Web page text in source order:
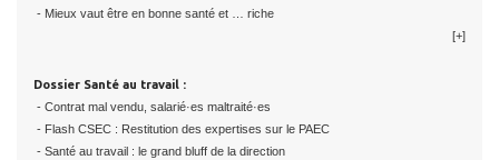
- Mieux vaut être en bonne santé et … riche
[+]
Dossier Santé au travail :
- Contrat mal vendu, salarié·es maltraité·es
- Flash CSEC : Restitution des expertises sur le PAEC
- Santé au travail : le grand bluff de la direction